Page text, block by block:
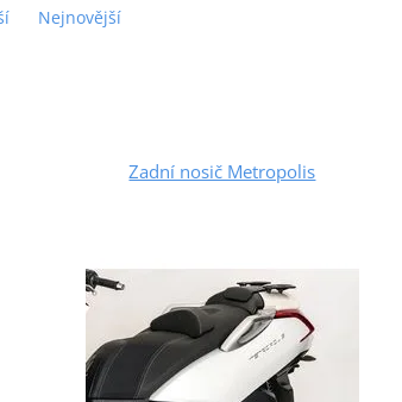
Nejnovější
Zadní nosič Metropolis